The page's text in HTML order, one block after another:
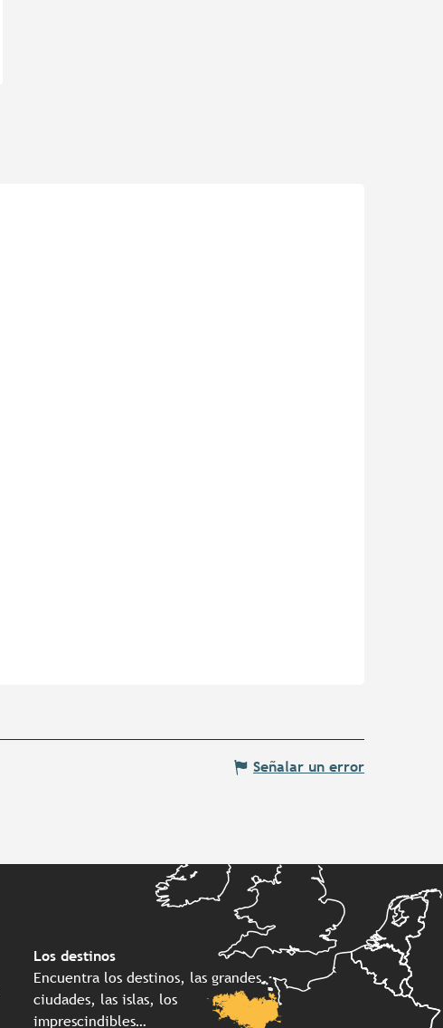
Señalar un error
Los destinos
Encuentra los destinos, las grandes
ciudades, las islas, los
imprescindibles…